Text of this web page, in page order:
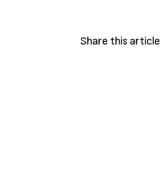
Share this article